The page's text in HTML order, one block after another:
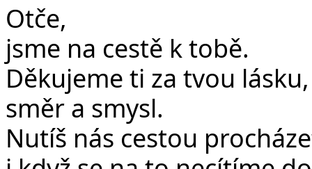
Otče,
jsme na cestě k tobě.
Děkujeme ti za tvou
směr a smysl.
Nutíš nás cestou